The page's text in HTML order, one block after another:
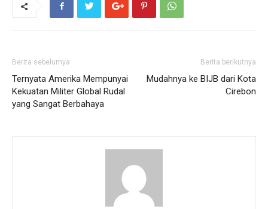
Berita sebelumya
Ternyata Amerika Mempunyai
Kekuatan Militer Global Rudal
yang Sangat Berbahaya
Berita berikutnya
Mudahnya ke BIJB dari Kota
Cirebon